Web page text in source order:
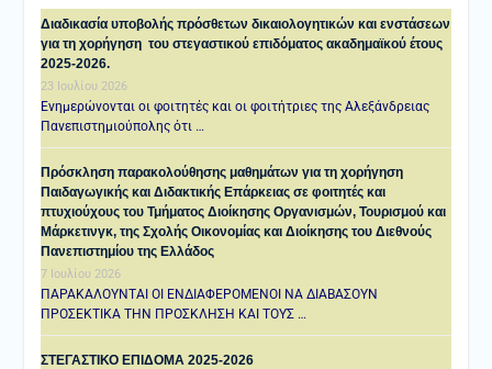
Διαδικασία υποβολής πρόσθετων δικαιολογητικών και ενστάσεων
για τη χορήγηση του στεγαστικού επιδόματος ακαδημαϊκού έτους
2025-2026.
23 Ιουλίου 2026
Ενημερώνονται οι φοιτητές και οι φοιτήτριες της Αλεξάνδρειας
Πανεπιστημιούπολης ότι …
Πρόσκληση παρακολούθησης μαθημάτων για τη χορήγηση
Παιδαγωγικής και Διδακτικής Επάρκειας σε φοιτητές και
πτυχιούχους του Τμήματος Διοίκησης Οργανισμών, Τουρισμού και
Μάρκετινγκ, της Σχολής Οικονομίας και Διοίκησης του Διεθνούς
Πανεπιστημίου της Ελλάδος
7 Ιουλίου 2026
ΠΑΡΑΚΑΛΟΥΝΤΑΙ ΟΙ ΕΝΔΙΑΦΕΡΟΜΕΝΟΙ ΝΑ ΔΙΑΒΑΣΟΥΝ
ΠΡΟΣΕΚΤΙΚΑ ΤΗΝ ΠΡΟΣΚΛΗΣΗ ΚΑΙ ΤΟΥΣ …
ΣΤΕΓΑΣΤΙΚΟ ΕΠΙΔΟΜΑ 2025-2026